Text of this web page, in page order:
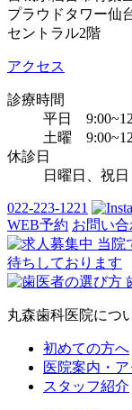
プラウドタワー仙
セントラル2階
アクセス
診療時間
平日
土曜
休診日
日曜日、祝日
022-223-1221
WEB予約 お問い
丸森歯科医院につ
初めての方へ
医院案内・ア
スタッフ紹介